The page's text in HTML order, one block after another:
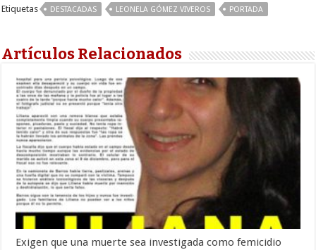
Etiquetas DESTACADAS LEONELA GÓMEZ VIVEROS PORTADA
Artículos Relacionados
Exigen que una muerte sea investigada como femicidio